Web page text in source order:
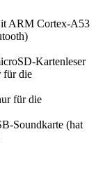
ARM Cortex-A53
Kartenleser
für die
für die
Soundkarte (hat